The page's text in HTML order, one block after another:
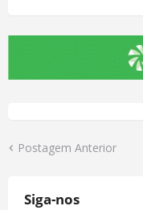
Postagem Anterior
Siga-nos